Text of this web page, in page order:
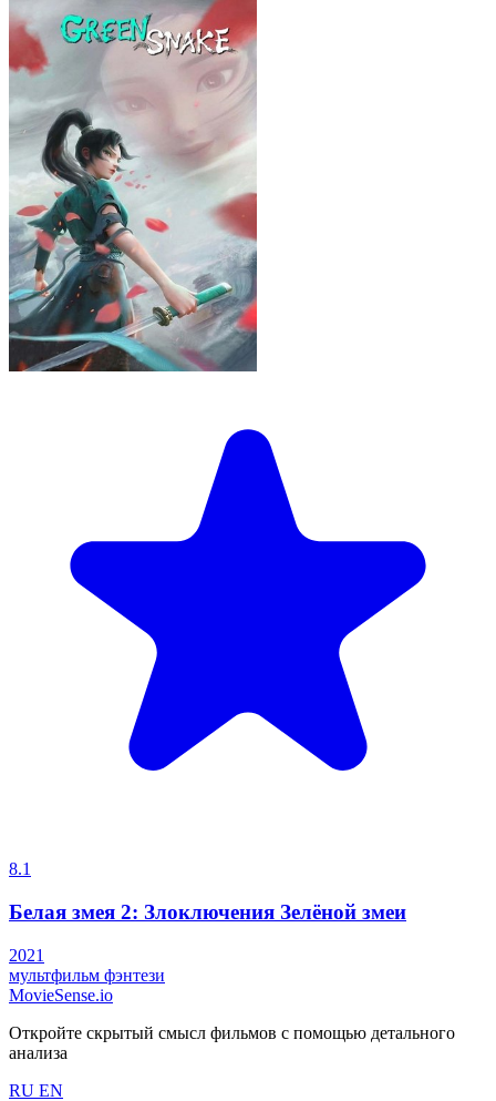
8.1
Белая змея 2: Злоключения Зелёной змеи
2021
мультфильм фэнтези
MovieSense.io
Откройте скрытый смысл фильмов с помощью детального
анализа
RU EN